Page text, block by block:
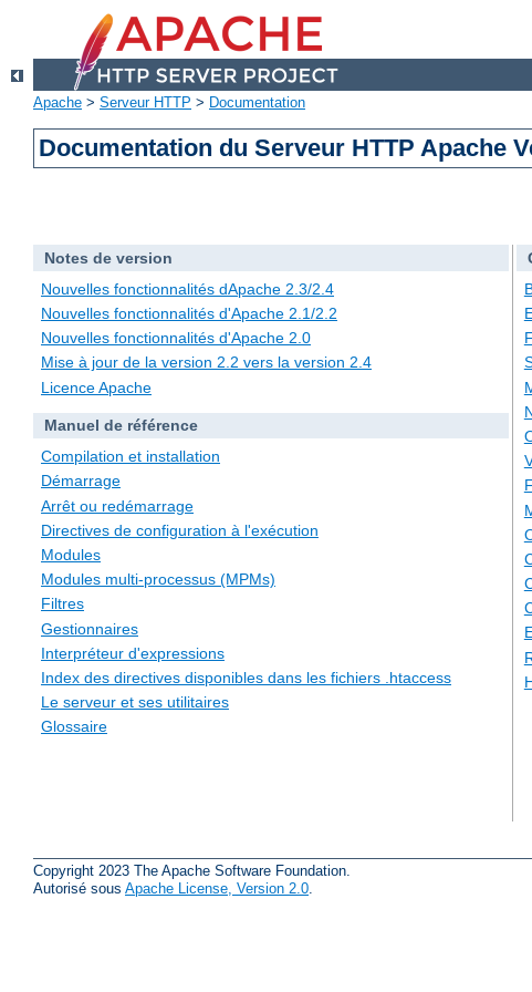
Apache > Serveur HTTP > Documentation
Documentation du Serveur HTTP Apache
Notes de version
Nouvelles fonctionnalités dApache 2.3/2.4
Nouvelles fonctionnalités d'Apache 2.1/2.2
Nouvelles fonctionnalités d'Apache 2.0
Mise à jour de la version 2.2 vers la version 2.4
Licence Apache
Manuel de référence
Compilation et installation
Démarrage
Arrêt ou redémarrage
Directives de configuration à l'exécution
Modules
Modules multi-processus (MPMs)
Filtres
Gestionnaires
Interpréteur d'expressions
Index des directives disponibles dans les fichiers .htaccess
Le serveur et ses utilitaires
Glossaire
Copyright 2023 The Apache Software Foundation.
Autorisé sous Apache License, Version 2.0